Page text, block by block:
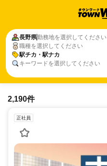
長野県勤務地を選択してください
職種を選択してください
駅チカ・駅ナカ
キーワードを選択してください
2,190件
正社員